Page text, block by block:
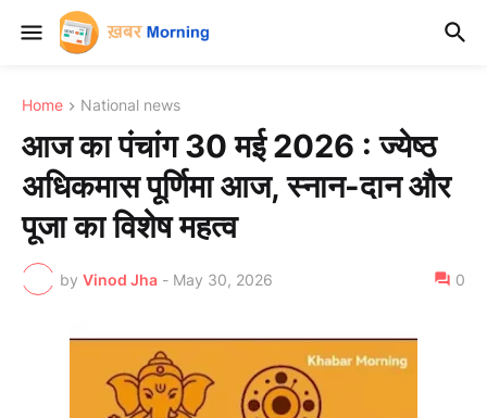
Home National news
आज का पंचांग 30 मई 2026 : ज्येष्ठ
अधिकमास पूर्णिमा आज, स्नान-दान और
पूजा का विशेष महत्व
by Vinod Jha - May 30, 2026 0